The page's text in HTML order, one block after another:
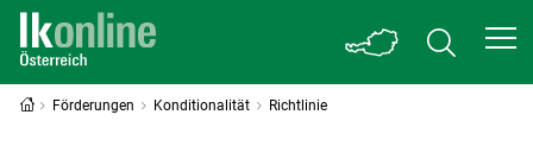
Förderungen Konditionalität Richtlinie